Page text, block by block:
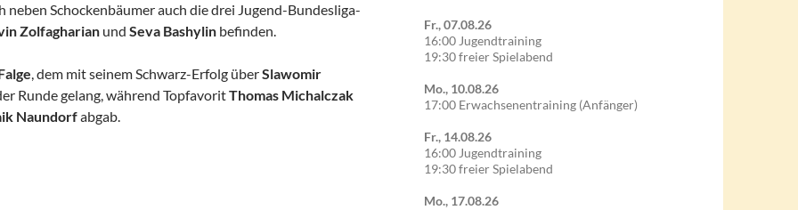
Schockenbäumer auch die drei Jugend-Bundesliga-
Zolfagharian und Seva Bashylin befinden.
, dem mit seinem Schwarz-Erfolg überSlawomir
Runde gelang, während TopfavoritThomas Michalczak
Naundorfabgab.
Fr., 07.08.26
16:00 Jugendtraining
19:30 freier Spielabend
Mo., 10.08.26
17:00 Erwachsenentraining (Anfänger)
Fr., 14.08.26
16:00 Jugendtraining
19:30 freier Spielabend
Mo., 17.08.26